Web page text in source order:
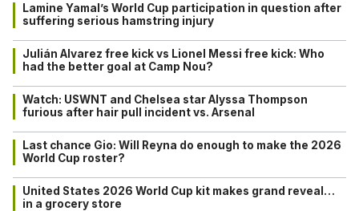
Lamine Yamal’s World Cup participation in question after
suffering serious hamstring injury
Julián Alvarez free kick vs Lionel Messi free kick: Who
had the better goal at Camp Nou?
Watch: USWNT and Chelsea star Alyssa Thompson
furious after hair pull incident vs. Arsenal
Last chance Gio: Will Reyna do enough to make the 2026
World Cup roster?
United States 2026 World Cup kit makes grand reveal…
in a grocery store